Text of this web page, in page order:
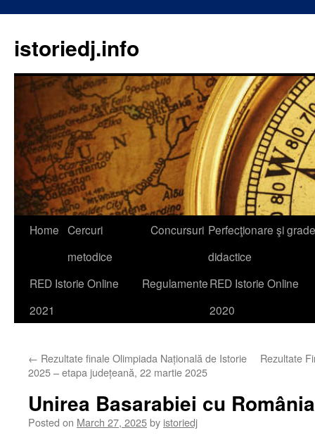
istoriedj.info
Skip
content
Home Cercuri
metodice
Concursuri Perfecţionare şi grade
didactice
RED Istorie Online
2021
RegulamenteRED Istorie Online
2020
← Rezultate finale Olimpiada Națională de Istorie
2025 – etapa județeană, 22 martie 2025
Rezultate
Unirea Basarabiei cu
Posted on March 27, 2025by istoriedj